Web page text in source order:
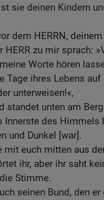
sie deinen Kindern
dem HERRN,
HERR zu mir sprach:
Worte hören
Tage ihres Lebens auf
unterweisen!«,
standet unten am
Innerste des Himmels
und Dunkel [war].
mit euch mitten aus
ihr, aber ihr saht
Stimme.
seinen Bund, den er